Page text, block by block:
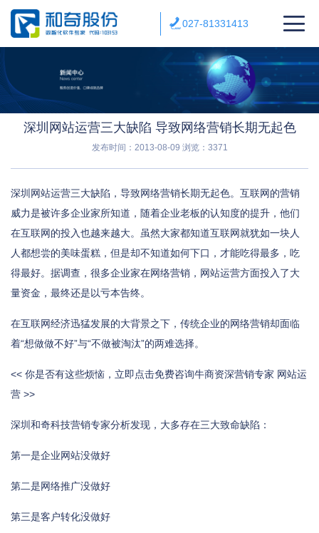
027-81331413
深圳网站运营三大缺陷 导致网络营销长期无起色
发布时间：2013-08-09 浏览：3371
深圳网站运营三大缺陷，导致网络营销长期无起色。互联网的营销
威力是被许多企业家所知道，随着企业老板的认知度的提升，他们
在互联网的投入也越来越大。虽然大家都知道互联网就犹如一块人
人都想尝的美味蛋糕，但是却不知道如何下口，才能吃得最多，吃
得最好。据调查，很多企业家在网络营销，网站运营方面投入了大
量资金，最终还是以亏本告终。
在互联网经济迅猛发展的大背景之下，传统企业的网络营销却面临
着“想做做不好”与“不做被淘汰”的两难选择。
<< 你是否有这些烦恼，立即点击免费咨询牛商资深营销专家 网站运
营 >>
深圳和奇科技营销专家分析发现，大多存在三大致命缺陷：
第一是企业网站没做好
第二是网络推广没做好
第三是客户转化没做好